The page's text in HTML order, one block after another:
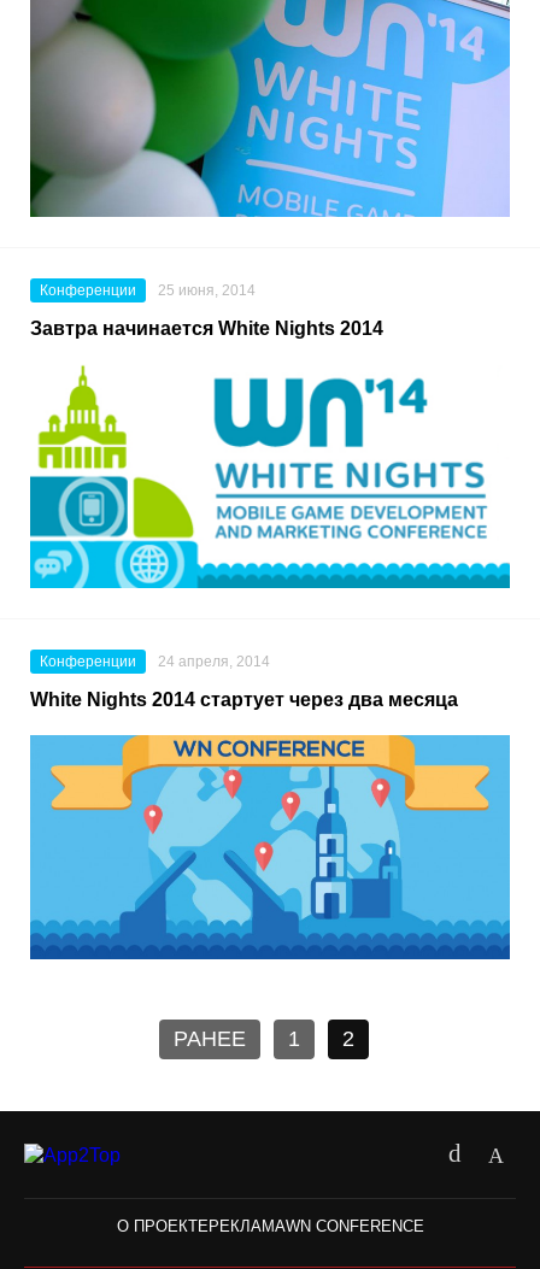
Конференции 25 июня, 2014
Завтра начинается White Nights 2014
Конференции 24 апреля, 2014
White Nights 2014 стартует через два месяца
РАНЕЕ 1 2
О ПРОЕКТЕРЕКЛАМАWN CONFERENCE